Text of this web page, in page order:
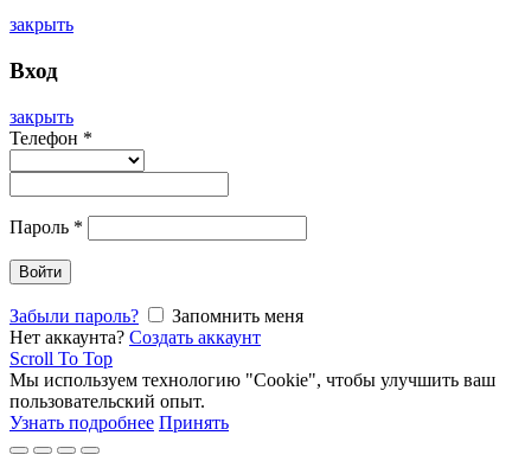
закрыть
Вход
закрыть
Телефон *
Пароль *
Войти
Забыли пароль?
Запомнить меня
Нет аккаунта? Создать аккаунт
Scroll To Top
Мы используем технологию "Cookie", чтобы улучшить ваш
пользовательский опыт.
Узнать подробнее Принять